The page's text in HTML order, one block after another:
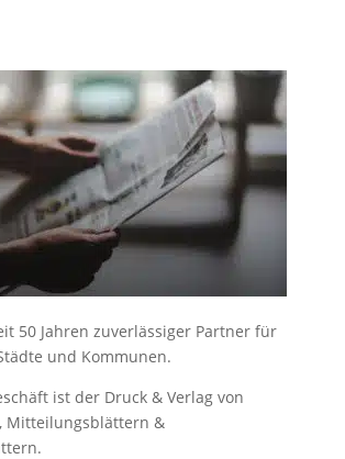
50 Jahren zuverlässiger Partner für
und Kommunen.
ist der Druck & Verlag von
Mitteilungsblättern &
.